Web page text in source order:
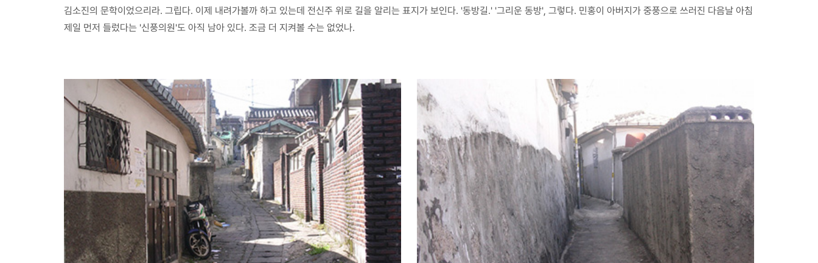
김소진의 문학이었으리라. 그립다. 이제 내려가볼까 하고 있는데 전신주 위로 길을 알리는 표지가 보인다. '동방길.' '그리운 동방', 그렇다. 민홍이 아버지가 중풍으로 쓰러진 다음날 아침
제일 먼저 들렀다는 '신풍의원'도 아직 남아 있다. 조금 더 지켜볼 수는 없었나.